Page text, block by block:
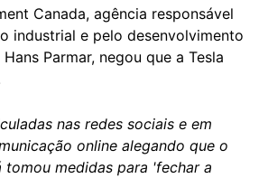
Canada, agência responsável
industrial e pelo desenvolvimento
Parmar, negou que a Tesla
nas redes sociais e em
online alegando que o
tomou medidas para 'fechar a